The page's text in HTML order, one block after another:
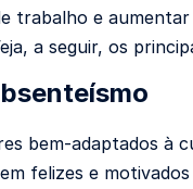
trabalho e
a seguir, os
bem-adaptados à
felizes e